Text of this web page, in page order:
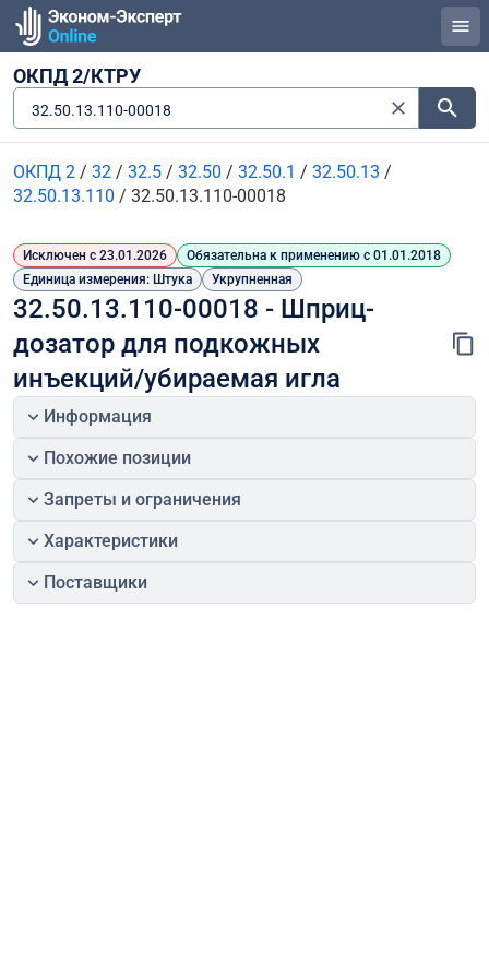
ОКПД 2/КТРУ
32.50.13.110-00018
ОКПД 2 / 32 / 32.5 / 32.50 / 32.50.1 / 32.50.13 /
32.50.13.110 / 32.50.13.110-00018
Исключен с 23.01.2026
Обязательна к применению с 01.01.2018
Единица измерения: Штука
Укрупненная
32.50.13.110-00018 - Шприц-
дозатор для подкожных
инъекций/убираемая игла
Информация
Похожие позиции
Запреты и ограничения
Характеристики
Поставщики